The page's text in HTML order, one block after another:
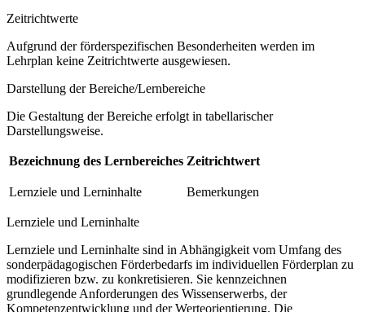
Zeitrichtwerte
Aufgrund der förderspezifischen Besonderheiten werden im
Lehrplan keine Zeitrichtwerte ausgewiesen.
Darstellung der Bereiche/Lernbereiche
Die Gestaltung der Bereiche erfolgt in tabellarischer
Darstellungsweise.
Bezeichnung des Lernbereiches Zeitrichtwert
Lernziele und Lerninhalte Bemerkungen
Lernziele und Lerninhalte
Lernziele und Lerninhalte sind in Abhängigkeit vom Umfang des
sonderpädagogischen Förderbedarfs im individuellen Förderplan zu
modifizieren bzw. zu konkretisieren. Sie kennzeichnen
grundlegende Anforderungen des Wissenserwerbs, der
Kompetenzentwicklung und der Werteorientierung. Die